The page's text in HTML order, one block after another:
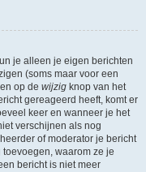
je alleen je eigen berichten
(soms maar voor een
op de wijzig knop van het
gereageerd heeft, komt er
keer en wanneer je het
verschijnen als nog
of moderator je bericht
waarom ze je
bericht is niet meer